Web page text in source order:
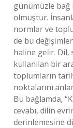
günümüzle bağ
olmuştur.
normlar ve
de bu
haline gelir. Dil,
kullanılan bir
toplumların
noktalarını
Bu bağlamda,
cevabı, dilin
derinlemesine